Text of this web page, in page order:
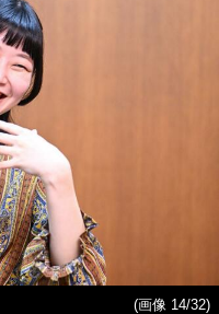
(画像 14/32)